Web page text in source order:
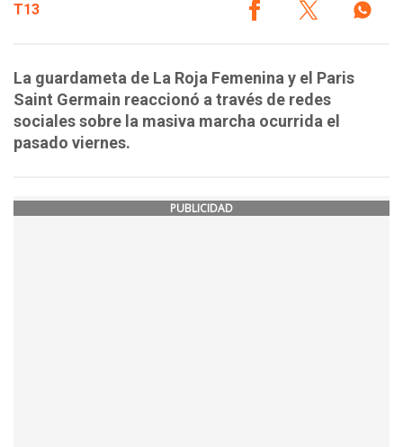
T13
La guardameta de La Roja Femenina y el Paris
Saint Germain reaccionó a través de redes
sociales sobre la masiva marcha ocurrida el
pasado viernes.
PUBLICIDAD